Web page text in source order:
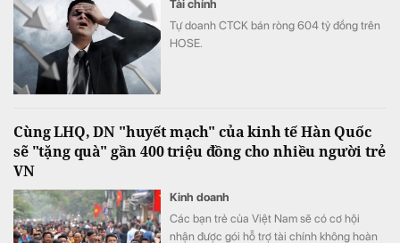
Tài chính
Tự doanh CTCK bán ròng 604 tỷ đồng trên
HOSE.
Cùng LHQ, DN "huyết mạch" của kinh tế Hàn Quốc
sẽ "tặng quà" gần 400 triệu đồng cho nhiều người trẻ
VN
Kinh doanh
Các bạn trẻ của Việt Nam sẽ có cơ hội
nhận được gói hỗ trợ tài chính không hoàn